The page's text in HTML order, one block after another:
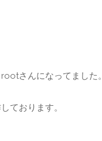
さんになってました。
ております。